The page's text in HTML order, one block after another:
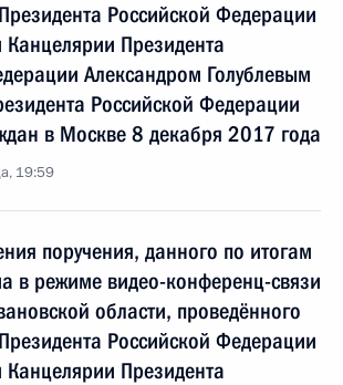
Российской Федерации
Канцелярии Президента
Александром Голублевым
Российской Федерации
в Москве 8 декабря 2017 года
19:59
поручения, данного по итогам
в режиме видео-конференц-связи
области, проведённого
Российской Федерации
Канцелярии Президента